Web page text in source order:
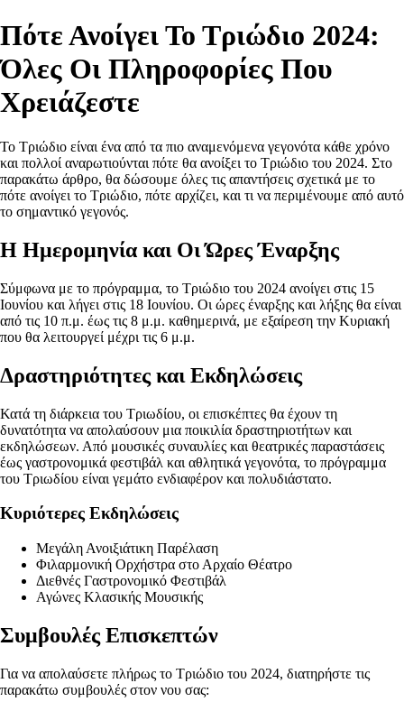
Πότε Ανοίγει Το Τριώδιο 2024:
Όλες Οι Πληροφορίες Που
Χρειάζεστε
Το Τριώδιο είναι ένα από τα πιο αναμενόμενα γεγονότα κάθε χρόνο
και πολλοί αναρωτιούνται πότε θα ανοίξει το Τριώδιο του 2024. Στο
παρακάτω άρθρο, θα δώσουμε όλες τις απαντήσεις σχετικά με το
πότε ανοίγει το Τριώδιο, πότε αρχίζει, και τι να περιμένουμε από αυτό
το σημαντικό γεγονός.
Η Ημερομηνία και Οι Ώρες Έναρξης
Σύμφωνα με το πρόγραμμα, το Τριώδιο του 2024 ανοίγει στις 15
Ιουνίου και λήγει στις 18 Ιουνίου. Οι ώρες έναρξης και λήξης θα είναι
από τις 10 π.μ. έως τις 8 μ.μ. καθημερινά, με εξαίρεση την Κυριακή
που θα λειτουργεί μέχρι τις 6 μ.μ.
Δραστηριότητες και Εκδηλώσεις
Κατά τη διάρκεια του Τριωδίου, οι επισκέπτες θα έχουν τη
δυνατότητα να απολαύσουν μια ποικιλία δραστηριοτήτων και
εκδηλώσεων. Από μουσικές συναυλίες και θεατρικές παραστάσεις
έως γαστρονομικά φεστιβάλ και αθλητικά γεγονότα, το πρόγραμμα
του Τριωδίου είναι γεμάτο ενδιαφέρον και πολυδιάστατο.
Κυριότερες Εκδηλώσεις
Μεγάλη Ανοιξιάτικη Παρέλαση
Φιλαρμονική Ορχήστρα στο Αρχαίο Θέατρο
Διεθνές Γαστρονομικό Φεστιβάλ
Αγώνες Κλασικής Μουσικής
Συμβουλές Επισκεπτών
Για να απολαύσετε πλήρως το Τριώδιο του 2024, διατηρήστε τις
παρακάτω συμβουλές στον νου σας: